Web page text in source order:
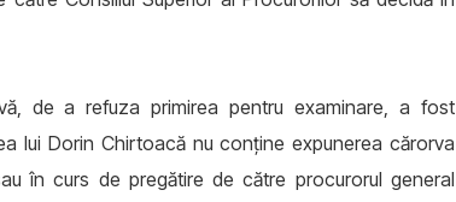
de a refuza primirea pentru examinare, a fost
lui Dorin Chirtoacă nu conține expunerea cărorva
în curs de pregătire de către procurorul general